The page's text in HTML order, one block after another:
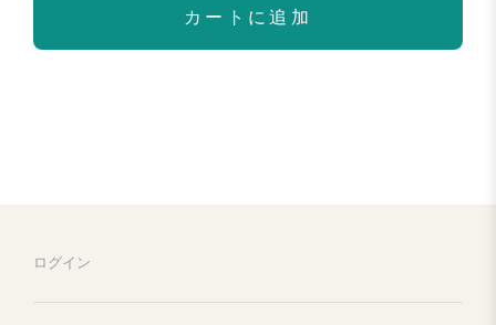
カートに追加
ログイン